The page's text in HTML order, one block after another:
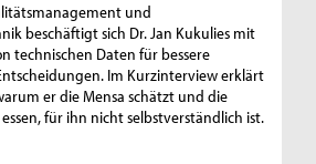
und
beschäftigt sich Dr. Jan Kukulies mit
technischen Daten für bessere
Im Kurzinterview erklärt
er die Mensa schätzt und die
für ihn nicht selbstverständlich ist.